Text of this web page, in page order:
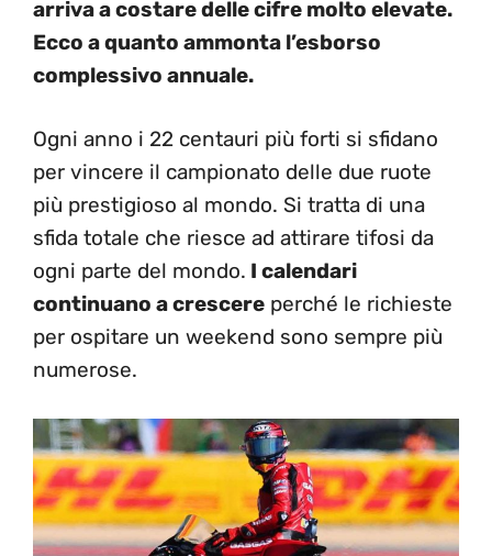
arriva a costare delle cifre molto elevate.
Ecco a quanto ammonta l’esborso
complessivo annuale.
Ogni anno i 22 centauri più forti si sfidano
per vincere il campionato delle due ruote
più prestigioso al mondo. Si tratta di una
sfida totale che riesce ad attirare tifosi da
ogni parte del mondo. I calendari
continuano a crescere perché le richieste
per ospitare un weekend sono sempre più
numerose.